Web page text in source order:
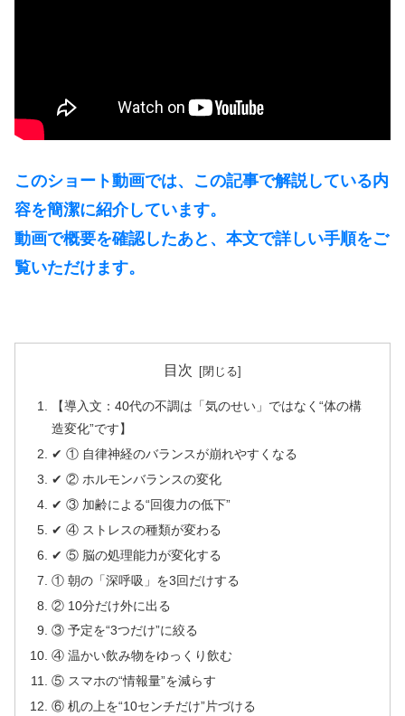
このショート動画では、この記事で解説している内
容を簡潔に紹介しています。
動画で概要を確認したあと、本文で詳しい手順をご
覧いただけます。
目次
【導入文：40代の不調は「気のせい」ではなく“体の構
造変化”です】
✔ ① 自律神経のバランスが崩れやすくなる
✔ ② ホルモンバランスの変化
✔ ③ 加齢による“回復力の低下”
✔ ④ ストレスの種類が変わる
✔ ⑤ 脳の処理能力が変化する
① 朝の「深呼吸」を3回だけする
② 10分だけ外に出る
③ 予定を“3つだけ”に絞る
④ 温かい飲み物をゆっくり飲む
⑤ スマホの“情報量”を減らす
⑥ 机の上を“10センチだけ”片づける